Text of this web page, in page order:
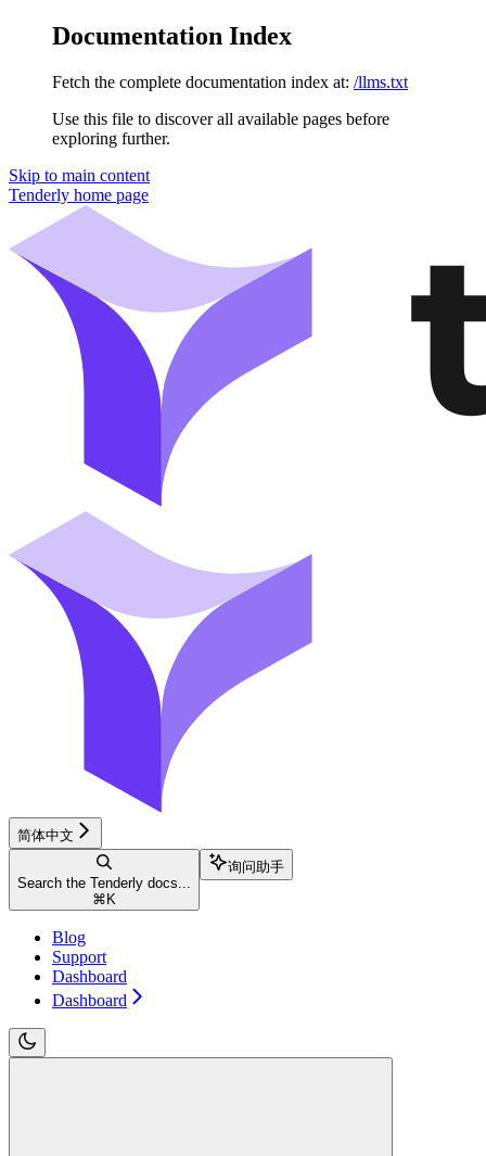
Documentation Index
Fetch the complete documentation index at: /llms.txt
Use this file to discover all available pages before
exploring further.
Skip to main content
Tenderly home page
简体中文
Search the Tenderly docs...
⌘ K
询问助手
Blog
Support
Dashboard
Dashboard